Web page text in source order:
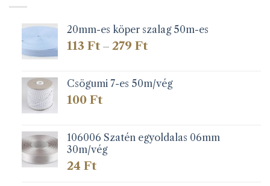
20mm-es köper szalag 50m-es
113 Ft – 279 FtÁrtartomány:
279 Ft
Csögumi 7-es 50m/vég
100 Ft
106006 Szatén egyoldalas 06mm
30m/vég
24 Ft